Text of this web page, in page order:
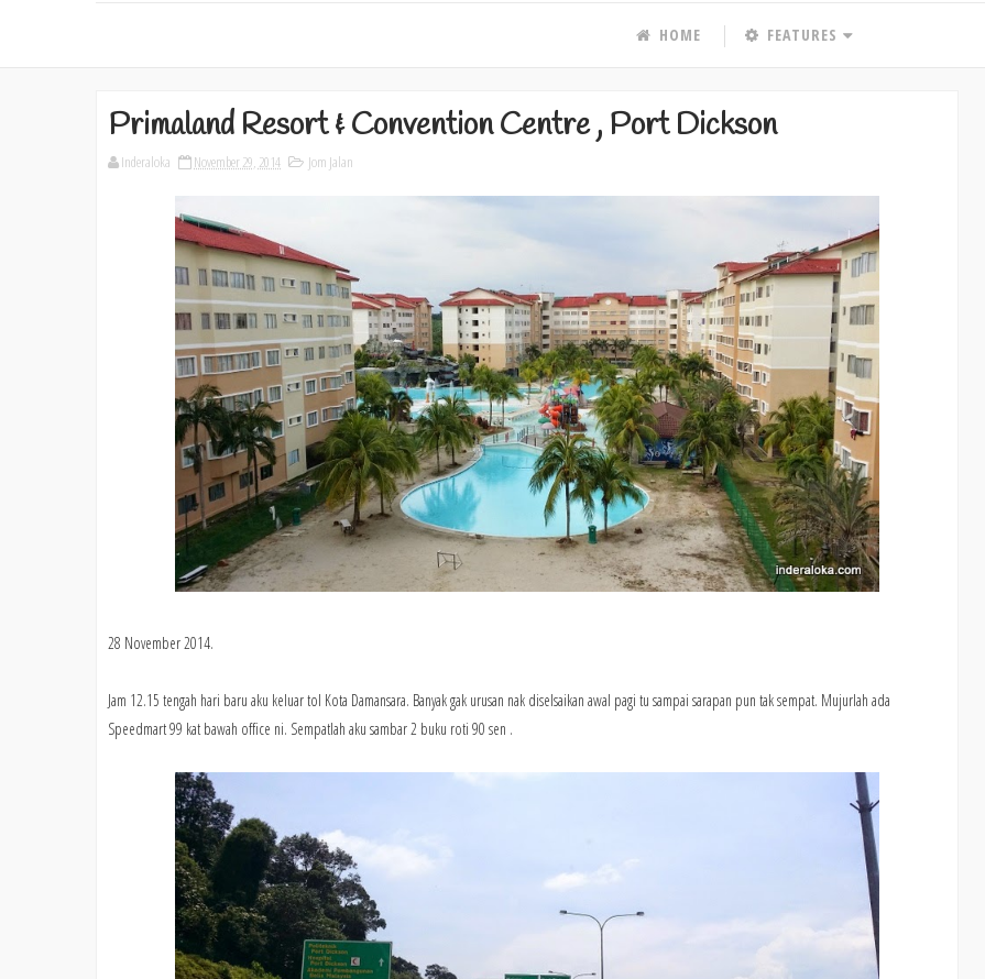
HOME FEATURES
Primaland Resort & Convention Centre , Port Dickson
Inderaloka November 29, 2014 Jom Jalan
28 November 2014.
Jam 12.15 tengah hari baru aku keluar tol Kota Damansara. Banyak gak urusan nak diselsaikan awal pagi tu sampai sarapan pun tak sempat. Mujurlah ada
Speedmart 99 kat bawah office ni. Sempatlah aku sambar 2 buku roti 90 sen .